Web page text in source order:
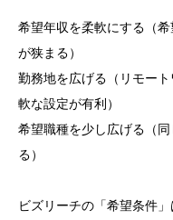
希望年収を柔軟にする（
が狭まる）
勤務地を広げる（リモー
軟な設定が有利）
希望職種を少し広げる（
る）
ビズリーチの「希望条件